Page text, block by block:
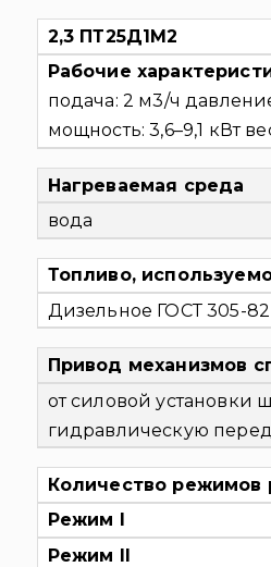
2,3 ПТ25Д1М2
Рабочие
подача: 2 м3/ч
мощность: 3,6–9,1 кВт
Нагреваемая среда
вода
Топливо,
Дизельное ГОСТ 305-82
Привод механизмов
от силовой установки
гидравлическую
Количество режимов
Режим I
Режим II